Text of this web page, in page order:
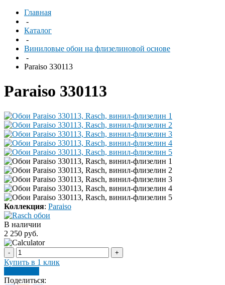
Главная
-
Каталог
-
Виниловые обои на флизелиновой основе
-
Paraiso 330113
Paraiso 330113
Коллекция: Paraiso
В наличии
2 250 руб.
- +
Купить в 1 клик
Поделиться: